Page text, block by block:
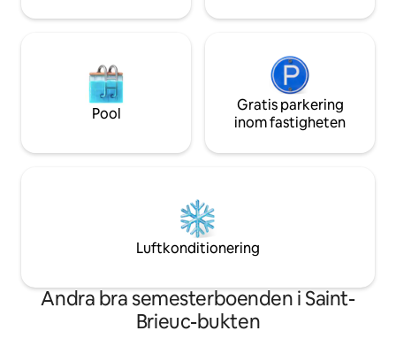
Pool
Gratis parkering
inom fastigheten
Luftkonditionering
Andra bra semesterboenden i Saint-
Brieuc-bukten